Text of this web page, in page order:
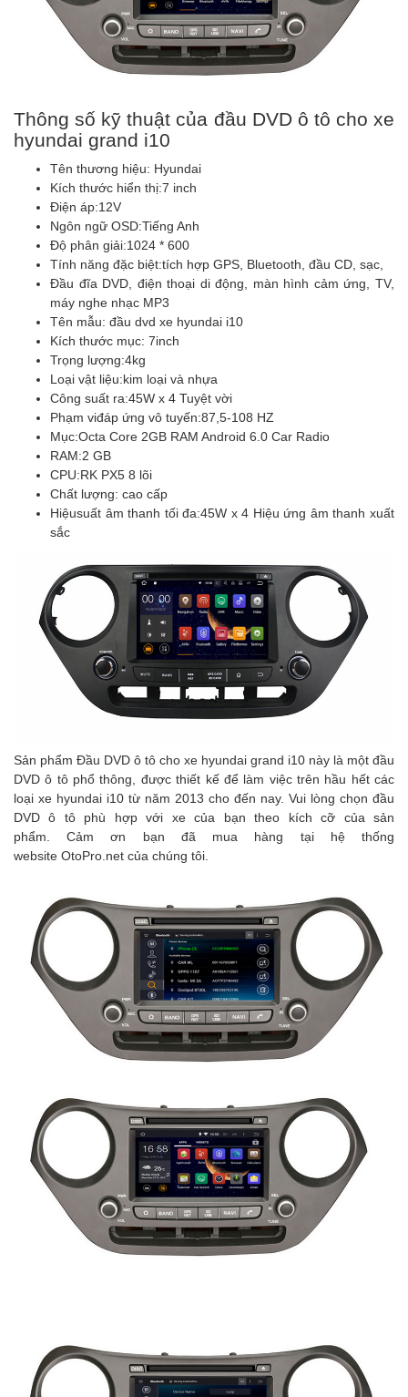
Thông số kỹ thuật của đầu DVD ô tô cho xe
hyundai grand i10
Tên thương hiệu: Hyundai
Kích thước hiển thị:7 inch
Điện áp:12V
Ngôn ngữ OSD:Tiếng Anh
Độ phân giải:1024 * 600
Tính năng đặc biệt:tích hợp GPS, Bluetooth, đầu CD, sạc,
Đầu đĩa DVD, điện thoại di động, màn hình cảm ứng, TV,
máy nghe nhạc MP3
Tên mẫu: đầu dvd xe hyundai i10
Kích thước mục: 7inch
Trọng lượng:4kg
Loại vật liệu:kim loại và nhựa
Công suất ra:45W x 4 Tuyệt vời
Phạm viđáp ứng vô tuyến:87,5-108 HZ
Mục:Octa Core 2GB RAM Android 6.0 Car Radio
RAM:2 GB
CPU:RK PX5 8 lõi
Chất lượng: cao cấp
Hiệusuất âm thanh tối đa:45W x 4 Hiệu ứng âm thanh xuất
sắc
Sản phẩm Đầu DVD ô tô cho xe hyundai grand i10 này là một đầu
DVD ô tô phổ thông, được thiết kế để làm việc trên hầu hết các
loại xe hyundai i10 từ năm 2013 cho đến nay. Vui lòng chọn đầu
DVD ô tô phù hợp với xe của bạn theo kích cỡ của sản
phẩm. Cảm ơn bạn đã mua hàng tại hệ thống
website OtoPro.net của chúng tôi.